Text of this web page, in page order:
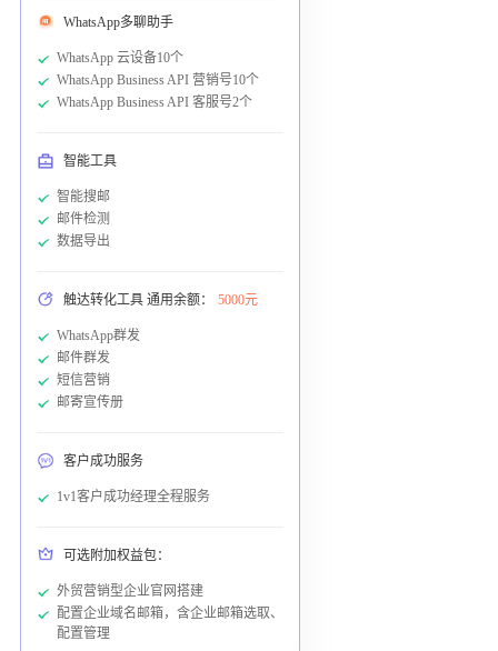
WhatsApp多聊助手
WhatsApp 云设备10个
WhatsApp Business API 营销号10个
WhatsApp Business API 客服号2个
智能工具
智能搜邮
邮件检测
数据导出
触达转化工具 通用余额： 5000元
WhatsApp群发
邮件群发
短信营销
邮寄宣传册
客户成功服务
1v1客户成功经理全程服务
可选附加权益包：
外贸营销型企业官网搭建
配置企业域名邮箱，含企业邮箱选取、
配置管理